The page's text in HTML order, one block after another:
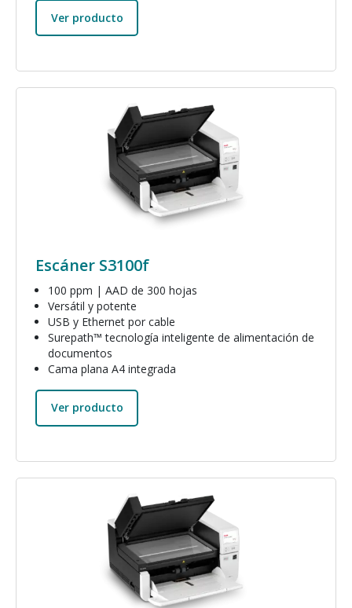
Ver producto
Escáner S3100f
100 ppm | AAD de 300 hojas
Versátil y potente
USB y Ethernet por cable
Surepath™ tecnología inteligente de alimentación de
documentos
Cama plana A4 integrada
Ver producto
Imagen